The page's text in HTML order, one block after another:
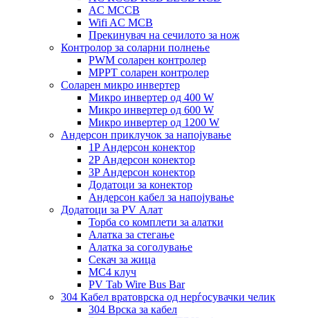
AC MCCB
Wifi AC MCB
Прекинувач на сечилото за нож
Контролор за соларни полнење
PWM соларен контролер
MPPT соларен контролер
Соларен микро инвертер
Микро инвертер од 400 W
Микро инвертер од 600 W
Микро инвертер од 1200 W
Андерсон приклучок за напојување
1P Андерсон конектор
2P Андерсон конектор
3P Андерсон конектор
Додатоци за конектор
Андерсон кабел за напојување
Додатоци за PV Алат
Торба со комплети за алатки
Алатка за стегање
Алатка за соголување
Секач за жица
MC4 клуч
PV Tab Wire Bus Bar
304 Кабел вратоврска од нерѓосувачки челик
304 Врска за кабел